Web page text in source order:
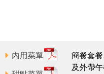
內用菜單
簡餐套
及外帶